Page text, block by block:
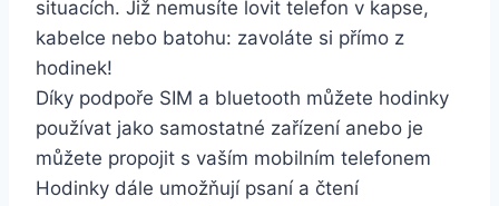
situacích. Již nemusíte lovit telefon v kapse,
kabelce nebo batohu: zavoláte si přímo z
hodinek!
Díky podpoře SIM a bluetooth můžete hodinky
používat jako samostatné zařízení anebo je
můžete propojit s vaším mobilním telefonem
Hodinky dále umožňují psaní a čtení